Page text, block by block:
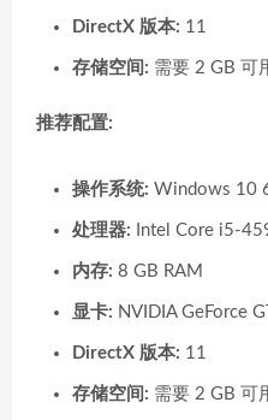
DirectX 版本: 11
存储空间: 需要 2 GB 可
推荐配置:
操作系统: Windows 10
处理器: Intel Core i5-
内存: 8 GB RAM
显卡: NVIDIA GeForce
DirectX 版本: 11
存储空间: 需要 2 GB 可